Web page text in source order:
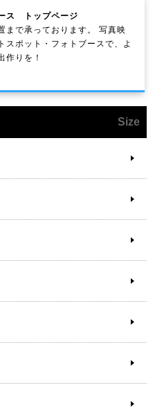
ス トップページ
まで承っております。 写真映
スポット・フォトブースで、よ
作りを！
Size